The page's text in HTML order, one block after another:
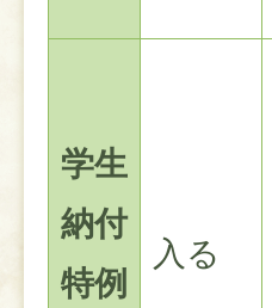
学生
納付
特例
入る